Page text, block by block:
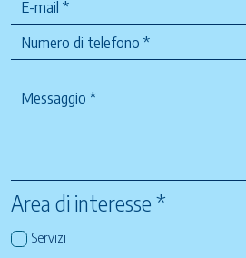
Area di interesse *
Servizi